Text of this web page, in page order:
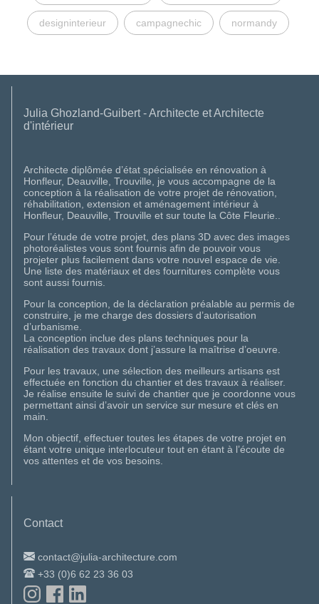
designinterieur campagnechic normandy
Julia Ghozland-Guibert - Architecte et Architecte
d'intérieur
Architecte diplômée d’état spécialisée en rénovation à
Honfleur, Deauville, Trouville, je vous accompagne de la
conception à la réalisation de votre projet de rénovation,
réhabilitation, extension et aménagement intérieur à
Honfleur, Deauville, Trouville et sur toute la Côte Fleurie..
Pour l’étude de votre projet, des plans 3D avec des images
photoréalistes vous sont fournis afin de pouvoir vous
projeter plus facilement dans votre nouvel espace de vie.
Une liste des matériaux et des fournitures complète vous
sont aussi fournis.
Pour la conception, de la déclaration préalable au permis de
construire, je me charge des dossiers d’autorisation
d’urbanisme.
La conception inclue des plans techniques pour la
réalisation des travaux dont j’assure la maîtrise d’oeuvre.
Pour les travaux, une sélection des meilleurs artisans est
effectuée en fonction du chantier et des travaux à réaliser.
Je réalise ensuite le suivi de chantier que je coordonne vous
permettant ainsi d’avoir un service sur mesure et clés en
main.
Mon objectif, effectuer toutes les étapes de votre projet en
étant votre unique interlocuteur tout en étant à l’écoute de
vos attentes et de vos besoins.
Contact
contact@julia-architecture.com
+33 (0)6 62 23 36 03